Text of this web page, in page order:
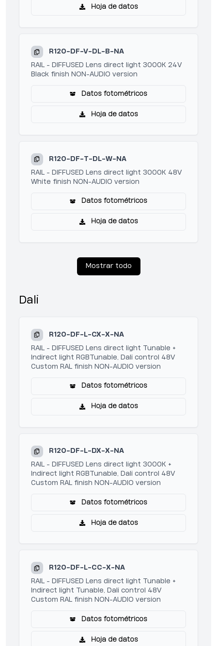
Hoja de datos
R120-DF-V-DL-B-NA
RAIL - DIFFUSED Lens direct light 3000K 24V
Black finish NON-AUDIO version
Datos fotométricos
Hoja de datos
R120-DF-T-DL-W-NA
RAIL - DIFFUSED Lens direct light 3000K 48V
White finish NON-AUDIO version
Datos fotométricos
Hoja de datos
Mostrar todo
Dali
R120-DF-L-CX-X-NA
RAIL - DIFFUSED Lens direct light Tunable +
Indirect light RGBTunable, Dali control 48V
Custom RAL finish NON-AUDIO version
Datos fotométricos
Hoja de datos
R120-DF-L-DX-X-NA
RAIL - DIFFUSED Lens direct light 3000K +
Indirect light RGBTunable, Dali control 48V
Custom RAL finish NON-AUDIO version
Datos fotométricos
Hoja de datos
R120-DF-L-CC-X-NA
RAIL - DIFFUSED Lens direct light Tunable +
Indirect light Tunable, Dali control 48V
Custom RAL finish NON-AUDIO version
Datos fotométricos
Hoja de datos